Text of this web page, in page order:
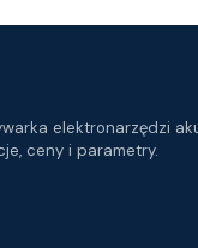
elektronarzędzi
ceny i parametry.